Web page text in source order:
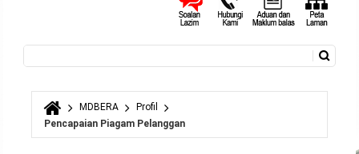
Borang carian
Anda di sini
MDBERA
Profil
Pencapaian Piagam Pelanggan